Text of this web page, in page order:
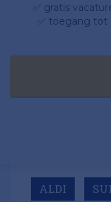
✅ gratis
✅ toegang
ALDI